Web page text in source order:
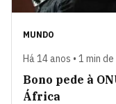
MUNDO
Há 14 anos • 1 min
Bono pede à
África